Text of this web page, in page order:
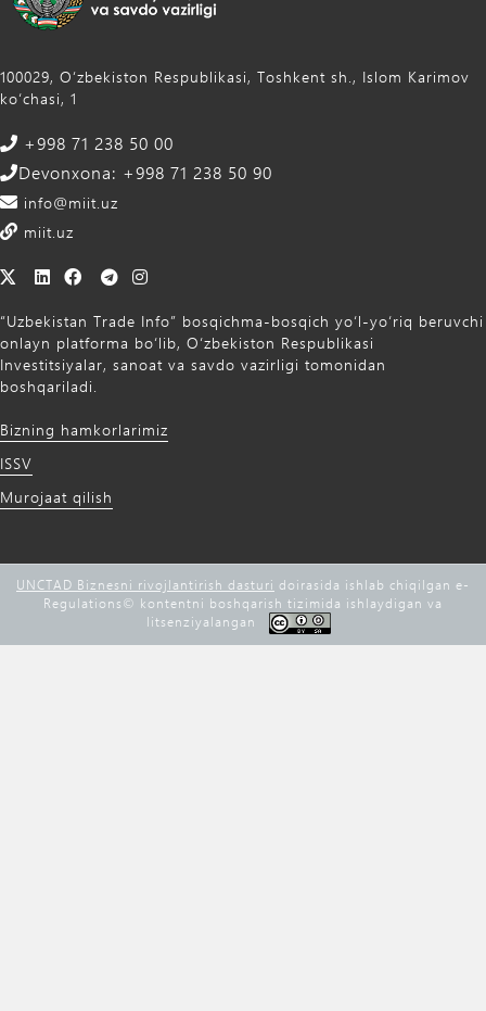
100029, Oʻzbekiston Respublikasi, Toshkent sh., Islom Karimov
ko‘chasi, 1
+998 71 238 50 00
Devonxona: +998 71 238 50 90
info@miit.uz
miit.uz
“Uzbekistan Trade Info” bosqichma-bosqich yo‘l-yo‘riq beruvchi
onlayn platforma bo‘lib, O‘zbekiston Respublikasi
Investitsiyalar, sanoat va savdo vazirligi tomonidan
boshqariladi.
Bizning hamkorlarimiz
ISSV
Murojaat qilish
UNCTAD Biznesni rivojlantirish dasturi doirasida ishlab chiqilgan e-
Regulations©️ kontentni boshqarish tizimida ishlaydigan va
litsenziyalangan